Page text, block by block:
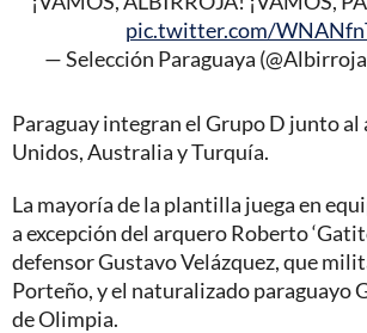
pic.twitter.com/
— Selección Paraguaya
Paraguay integran el Grupo D junto
Unidos, Australia y Turquía.
La mayoría de la plantilla juega en
a excepción del arquero Roberto
defensor Gustavo Velázquez, que
Porteño, y el naturalizado paraguayo
de Olimpia.